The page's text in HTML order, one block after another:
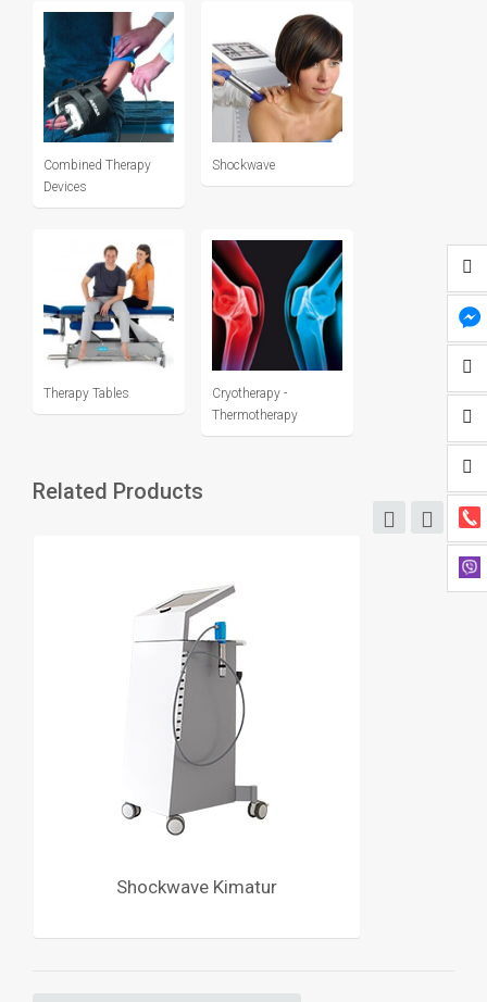
Combined Therapy
Devices
Shockwave
Therapy Tables
Cryotherapy -
Thermotherapy
Related Products
Shockwave Kimatur